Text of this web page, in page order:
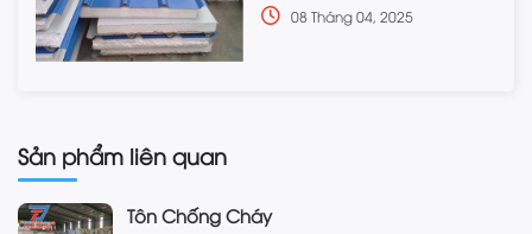
08 Tháng 04, 2025
Sản phẩm liên quan
Tôn Chống Cháy